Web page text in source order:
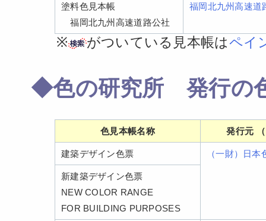
塗料色見本帳
福岡北九州高速道路公社
福岡北九州高速道
※ がついている見本帳はペイ
◆色の研究所 発行の
色見本帳名称 発行元
建築デザイン色票 （一財）日本
新建築デザイン色票
NEW COLOR RANGE
FOR BUILDING PURPOSES